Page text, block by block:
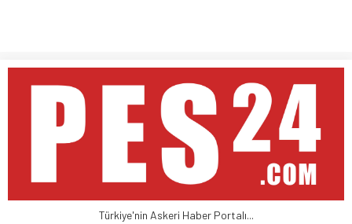
Türkiye'nin Askeri Haber Portalı...